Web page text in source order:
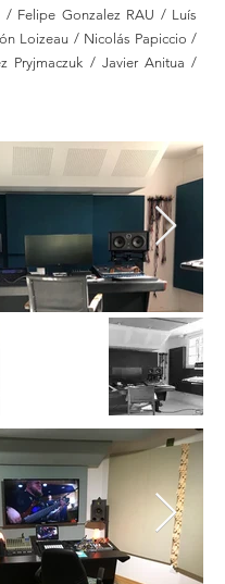
/ Felipe Gonzalez RAU / Luís
Loizeau / Nicolás Papiccio /
Pryjmaczuk / Javier Anitua /